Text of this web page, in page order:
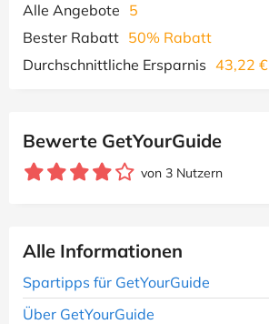
Alle Angebote 5
Bester Rabatt 50% Rabatt
Durchschnittliche Ersparnis 43,22 €
Bewerte GetYourGuide
von 3 Nutzern
Alle Informationen
Spartipps für GetYourGuide
Über GetYourGuide